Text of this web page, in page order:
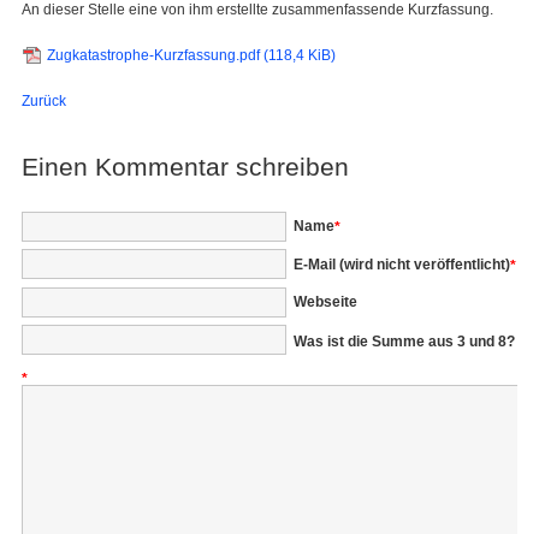
An dieser Stelle eine von ihm erstellte zusammenfassende Kurzfassung.
Zugkatastrophe-Kurzfassung.pdf(118,4 KiB)
Zurück
Einen Kommentar schreiben
Pflichtfeld
Name*
Pflichtfeld
E-Mail (wird nicht veröffentlicht)*
Webseite
Was ist die Summe aus 3 und 8?
*